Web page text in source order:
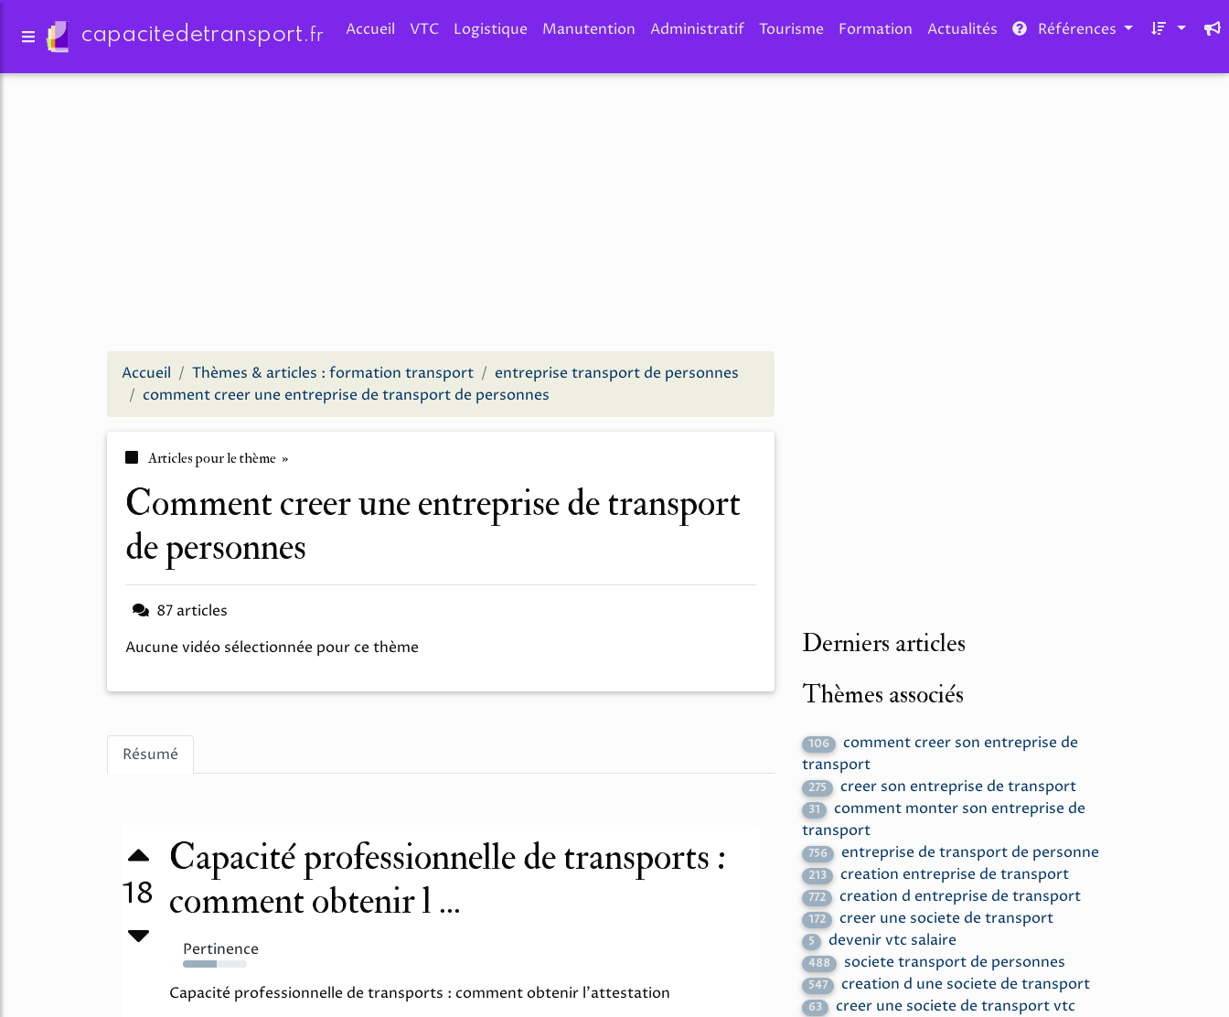
capacitedetransport. fr Accueil VTC Logistique Manutention Administratif Tourisme Formation Actualités Références
Accueil Thèmes & articles : formation transport
entreprise transport de personnes
comment creer une entreprise de transport de personnes
Articles pour le thème »
comment creer une entreprise de transport
de personnes
87 articles
Aucune vidéo sélectionnée pour ce thème
Résumé
18
Capacité professionnelle de transports :
comment obtenir l ...
Pertinence
53%
Capacité professionnelle de transports : comment obtenir l'attestation
Derniers articles
Thèmes associés
106
comment creer son entreprise de
transport
275 creer son entreprise de transport
31
comment monter son entreprise de
transport
756 entreprise de transport de personne
213 creation entreprise de transport
772 creation d entreprise de transport
172 creer une societe de transport
5 devenir vtc salaire
488 societe transport de personnes
547 creation d une societe de transport
63 creer une societe de transport vtc